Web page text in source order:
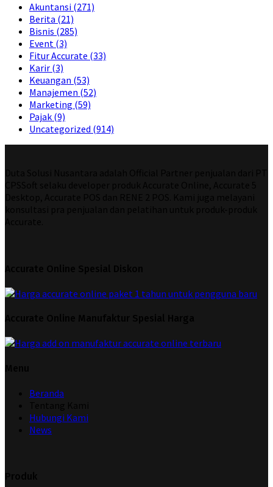
Akuntansi (271)
Berita (21)
Bisnis (285)
Event (3)
Fitur Accurate (33)
Karir (3)
Keuangan (53)
Manajemen (52)
Marketing (59)
Pajak (9)
Uncategorized (914)
Beranda
Hubungi Kami
News